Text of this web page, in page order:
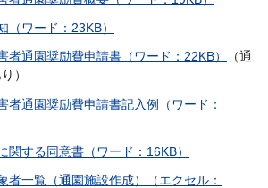
（ワード：23KB）
者通園奨励費申請書（ワード：22KB）
（通
）
者通園奨励費申請書記入例（ワード：
関する同意書（ワード：16KB）
者一覧（通園施設作成）（エクセル：